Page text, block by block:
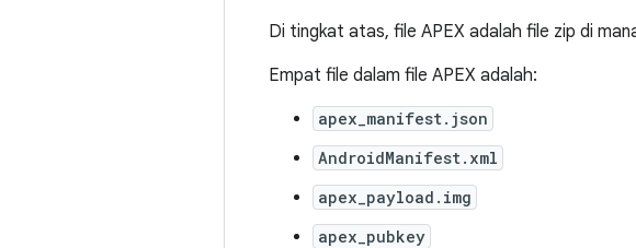
Di tingkat atas, file APEX adalah file zip di
Empat file dalam file APEX adalah:
apex_manifest.json
AndroidManifest.xml
apex_payload.img
apex_pubkey